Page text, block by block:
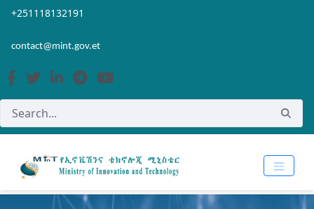
Skip to Main Content
Open Accessibility Menu
+251118132191
contact@mint.gov.et